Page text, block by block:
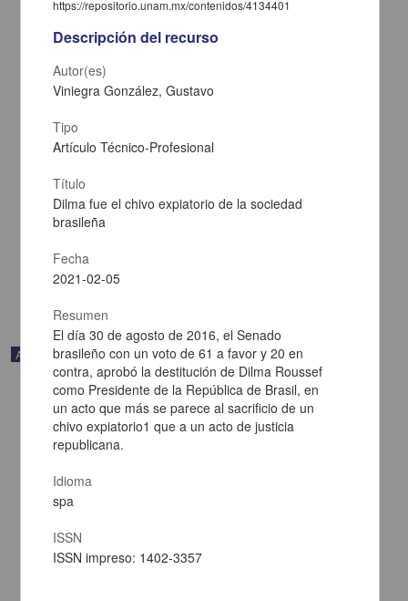
Esa rareza de tener el pasado enfrente
Payeras, Javier - Centro de Investigaciones sobre América Latina y
el Caribe, UNAM
Multidisciplina
Artículo
https://repositorio.unam.mx/contenidos/4134401
Descripción del recurso
Autor(es)
Viniegra González, Gustavo
Tipo
Artículo Técnico-Profesional
Título
Dilma fue el chivo expiatorio de la sociedad
brasileña
Fecha
2021-02-05
Resumen
El día 30 de agosto de 2016, el Senado
brasileño con un voto de 61 a favor y 20 en
contra, aprobó la destitución de Dilma Roussef
como Presidente de la República de Brasil, en
un acto que más se parece al sacrificio de un
chivo expiatorio1 que a un acto de justicia
republicana.
Idioma
spa
ISSN
ISSN impreso: 1402-3357